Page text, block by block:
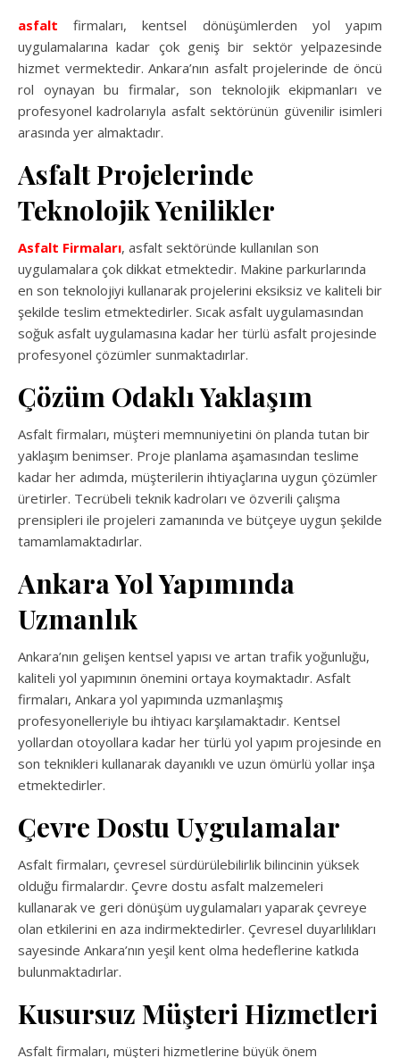
asfalt firmaları, kentsel dönüşümlerden yol yapım
uygulamalarına kadar çok geniş bir sektör yelpazesinde
hizmet vermektedir. Ankara’nın asfalt projelerinde de öncü
rol oynayan bu firmalar, son teknolojik ekipmanları ve
profesyonel kadrolarıyla asfalt sektörünün güvenilir isimleri
arasında yer almaktadır.
Asfalt Projelerinde
Teknolojik Yenilikler
Asfalt Firmaları, asfalt sektöründe kullanılan son
uygulamalara çok dikkat etmektedir. Makine parkurlarında
en son teknolojiyi kullanarak projelerini eksiksiz ve kaliteli bir
şekilde teslim etmektedirler. Sıcak asfalt uygulamasından
soğuk asfalt uygulamasına kadar her türlü asfalt projesinde
profesyonel çözümler sunmaktadırlar.
Çözüm Odaklı Yaklaşım
Asfalt firmaları, müşteri memnuniyetini ön planda tutan bir
yaklaşım benimser. Proje planlama aşamasından teslime
kadar her adımda, müşterilerin ihtiyaçlarına uygun çözümler
üretirler. Tecrübeli teknik kadroları ve özverili çalışma
prensipleri ile projeleri zamanında ve bütçeye uygun şekilde
tamamlamaktadırlar.
Ankara Yol Yapımında
Uzmanlık
Ankara’nın gelişen kentsel yapısı ve artan trafik yoğunluğu,
kaliteli yol yapımının önemini ortaya koymaktadır. Asfalt
firmaları, Ankara yol yapımında uzmanlaşmış
profesyonelleriyle bu ihtiyacı karşılamaktadır. Kentsel
yollardan otoyollara kadar her türlü yol yapım projesinde en
son teknikleri kullanarak dayanıklı ve uzun ömürlü yollar inşa
etmektedirler.
Çevre Dostu Uygulamalar
Asfalt firmaları, çevresel sürdürülebilirlik bilincinin yüksek
olduğu firmalardır. Çevre dostu asfalt malzemeleri
kullanarak ve geri dönüşüm uygulamaları yaparak çevreye
olan etkilerini en aza indirmektedirler. Çevresel duyarlılıkları
sayesinde Ankara’nın yeşil kent olma hedeflerine katkıda
bulunmaktadırlar.
Kusursuz Müşteri Hizmetleri
Asfalt firmaları, müşteri hizmetlerine büyük önem